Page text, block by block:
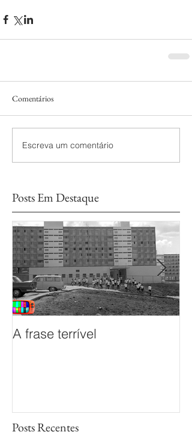
Comentários
Escreva um comentário
Posts Em Destaque
A frase terrível
Posts Recentes